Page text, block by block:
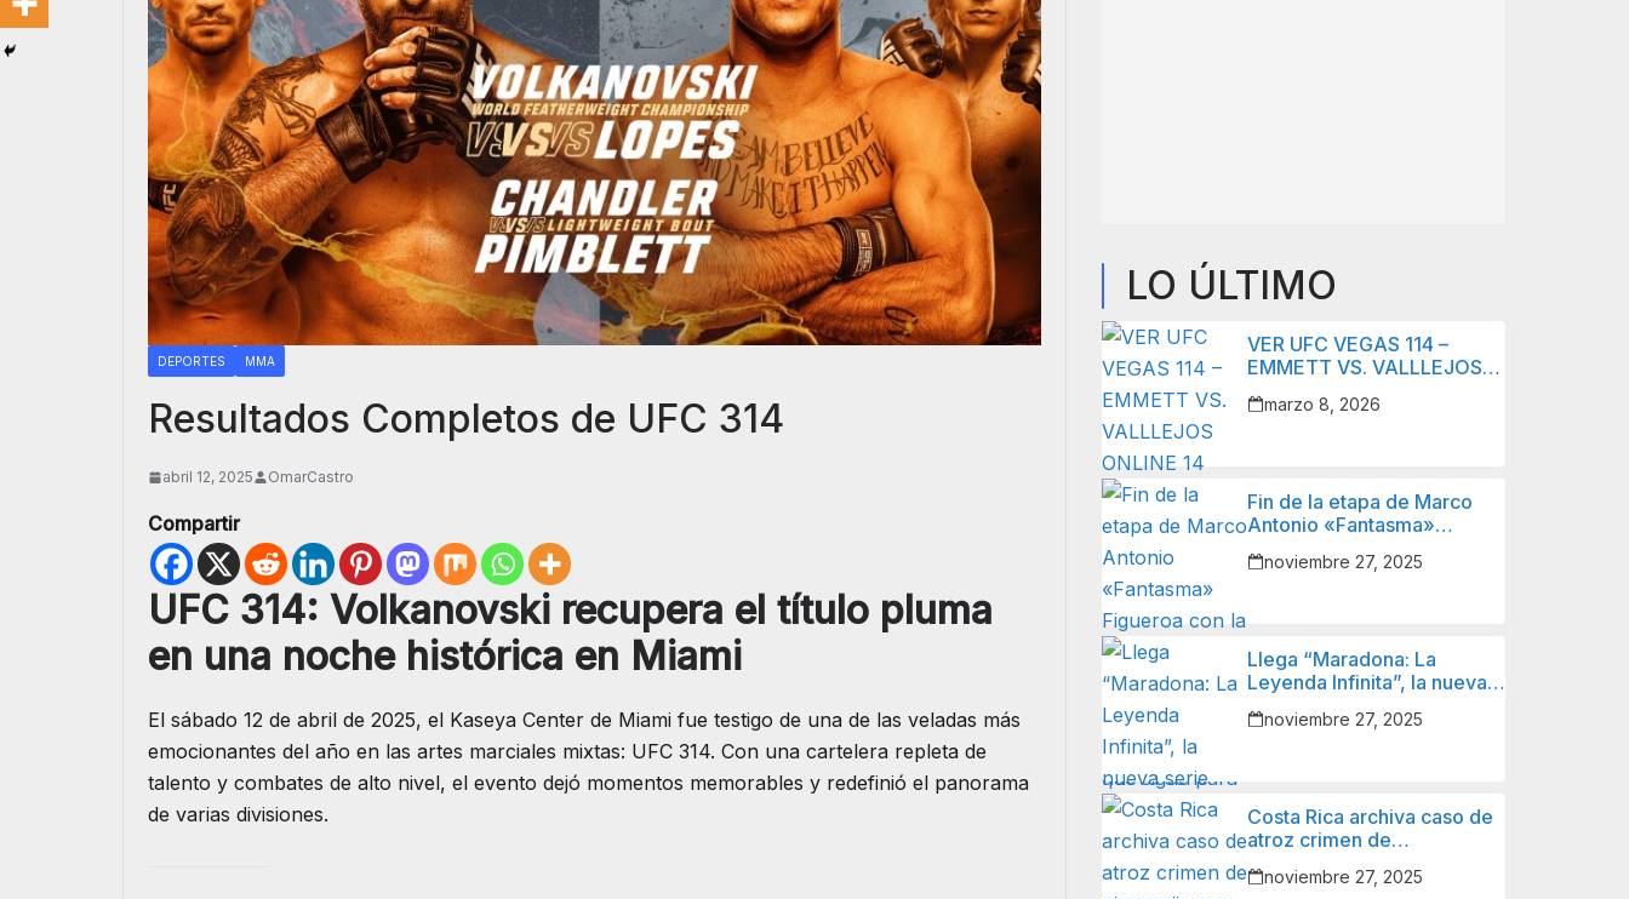
DEPORTES MMA
Resultados Completos de UFC 314
abril 12, 2025 OmarCastro
Compartir
UFC 314: Volkanovski recupera el título pluma
en una noche histórica en Miami
El sábado 12 de abril de 2025, el Kaseya Center de Miami fue testigo de una de las veladas más
emocionantes del año en las artes marciales mixtas: UFC 314. Con una cartelera repleta de
talento y combates de alto nivel, el evento dejó momentos memorables y redefinió el panorama
de varias divisiones.
LO ÚLTIMO
VER UFC VEGAS 114 –
EMMETT VS. VALLLEJOS
ONLINE 14 MARZO 2026 –
LIVE STREAM
marzo 8, 2026
Fin de la etapa de Marco
Antonio «Fantasma»
Figueroa con la Selección
Nacional de Fútbol de
noviembre 27, 2025
Llega “Maradona: La
Leyenda Infinita”, la nueva
serie animada sobre el
ícono del fútbol mundial.
noviembre 27, 2025
Costa Rica archiva caso de
atroz crimen de
nicaragüense: así lo
informan autoridades y
noviembre 27, 2025